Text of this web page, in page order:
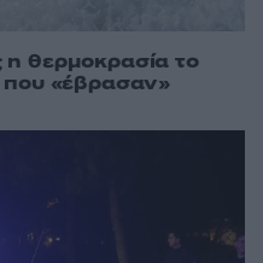
θερμοκρασία το
που «έβρασαν»